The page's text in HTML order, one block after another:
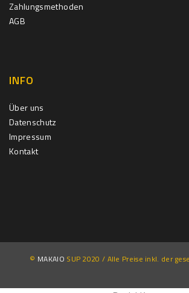
Zahlungsmethoden
AGB
INFO
Über uns
Datenschutz
Impressum
Kontakt
© MAKAIO SUP 2020 / Alle Preise inkl. der